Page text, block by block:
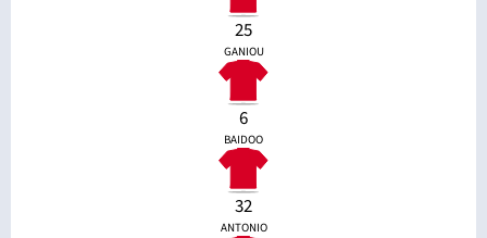
25
GANIOU
6
BAIDOO
32
ANTONIO